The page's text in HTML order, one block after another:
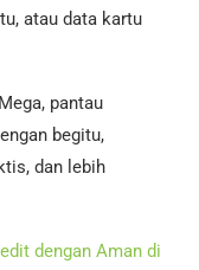
atau data kartu
pantau
begitu,
dan lebih
dengan Aman di